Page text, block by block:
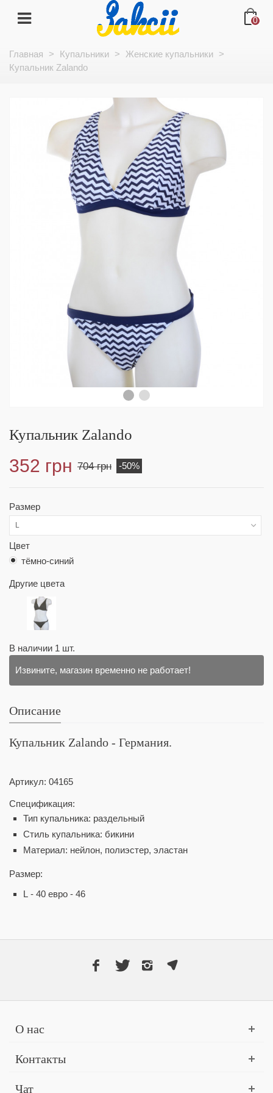
0
Главная > Купальники > Женские купальники
>
Купальник Zalando
Купальник Zalando
352 грн 704 грн -50%
Размер
L
Цвет
тёмно-синий
Другие цвета
В наличии 1 шт.
Извините, магазин временно не работает!
Описание
Купальник Zalando - Германия.
Артикул: 04165
Спецификация:
Тип купальника: раздельный
Стиль купальника: бикини
Материал: нейлон, полиэстер, эластан
Размер:
L - 40 евро - 46
О нас
Контакты
Чат